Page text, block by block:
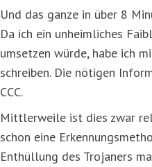
Und das ganze in über 8
Da ich ein unheimliches
umsetzen würde, habe ich
schreiben. Die nötigen
CCC.
Mittlerweile ist dies zwar
schon eine
Enthüllung des Trojaners